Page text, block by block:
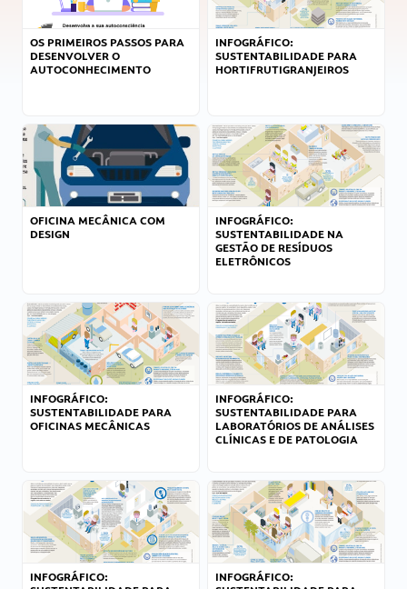
OS PRIMEIROS PASSOS PARA
DESENVOLVER O
AUTOCONHECIMENTO
INFOGRÁFICO:
SUSTENTABILIDADE PARA
HORTIFRUTIGRANJEIROS
OFICINA MECÂNICA COM
DESIGN
INFOGRÁFICO:
SUSTENTABILIDADE NA
GESTÃO DE RESÍDUOS
ELETRÔNICOS
INFOGRÁFICO:
SUSTENTABILIDADE PARA
OFICINAS MECÂNICAS
INFOGRÁFICO:
SUSTENTABILIDADE PARA
LABORATÓRIOS DE ANÁLISES
CLÍNICAS E DE PATOLOGIA
INFOGRÁFICO:
INFOGRÁFICO: